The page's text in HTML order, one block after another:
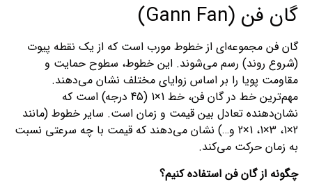
گان فن (Gann Fan)
گان فن مجموعه‌ای از خطوط مورب است که از یک نقطه پیوت
(شروع روند) رسم می‌شوند. این خطوط، سطوح حمایت و
مقاومت پویا را بر اساس زوایای مختلف نشان می‌دهند.
مهم‌ترین خط در گان فن، خط 1×1 (45 درجه) است که
نشان‌دهنده تعادل بین قیمت و زمان است. سایر خطوط (مانند
2×1، 3×1، 1×2 و…) نشان می‌دهند که قیمت با چه سرعتی نسبت
به زمان حرکت می‌کند.
چگونه از گان فن استفاده کنیم؟